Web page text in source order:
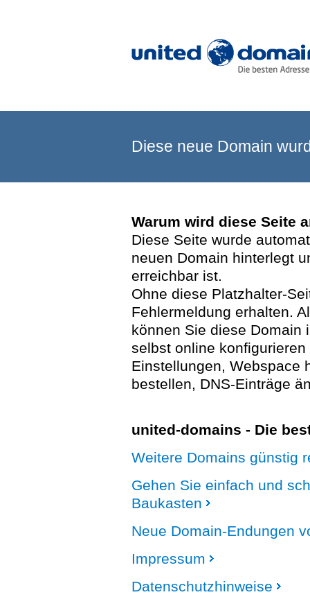
Diese neue Domain
Warum wird diese Seite
Diese Seite wurde
neuen Domain hinterlegt
erreichbar ist.
Ohne diese Platzhalter-
Fehlermeldung erhalten.
können Sie diese Domain
selbst online
Einstellungen, Webspace
bestellen, DNS-Einträge
united-domains - Die
Weitere Domains günstig
Gehen Sie einfach und
Baukasten
Neue Domain-Endungen
Impressum
Datenschutzhinweise